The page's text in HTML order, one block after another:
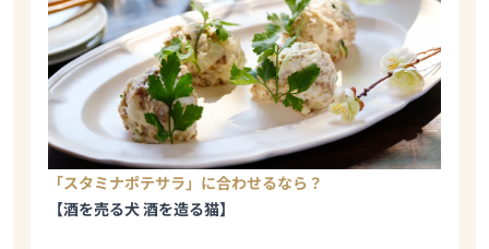
「スタミナポテサラ」に合わせるなら？
【酒を売る犬 酒を造る猫】